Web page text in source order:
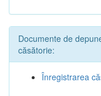
Documente de
căsătorie:
Înregistrarea